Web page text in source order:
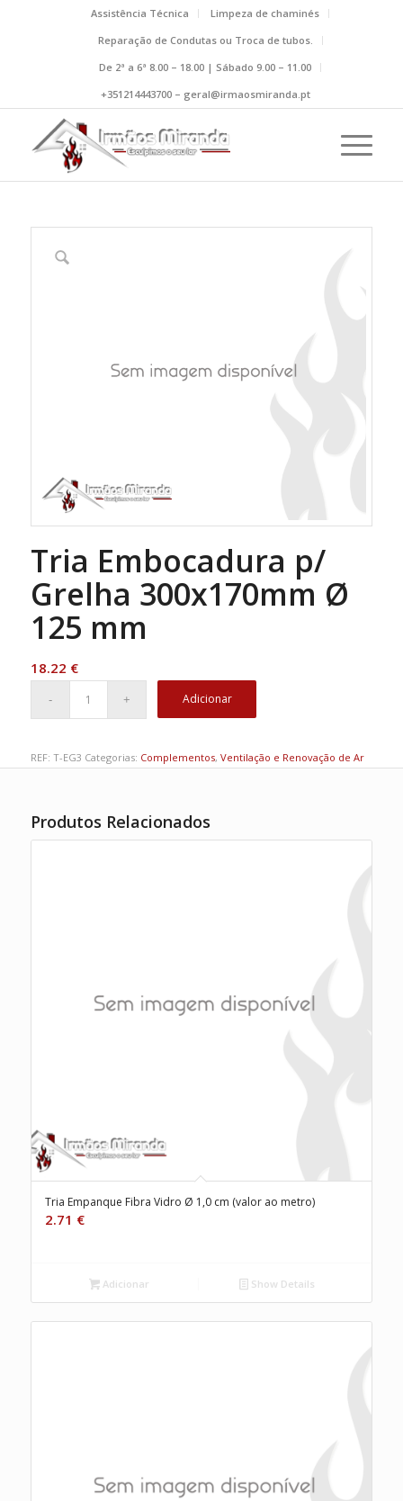
Assistência Técnica
Limpeza de chaminés
Reparação de Condutas ou Troca de tubos.
De 2ª a 6ª 8.00 – 18.00 | Sábado 9.00 – 11.00
+351214443700 – geral@irmaosmiranda.pt
Tria Embocadura p/
Grelha 300x170mm Ø
125 mm
18.22 €
Adicionar
REF: T-EG3 Categorias: Complementos, Ventilação e Renovação de Ar
Produtos Relacionados
Tria Empanque Fibra Vidro Ø 1,0 cm (valor ao metro)
2.71 €
Adicionar Show Details